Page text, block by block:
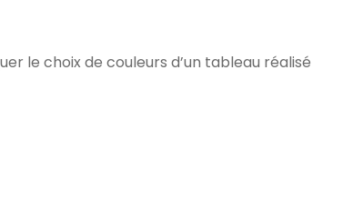
le choix de couleurs d’un tableau réalisé